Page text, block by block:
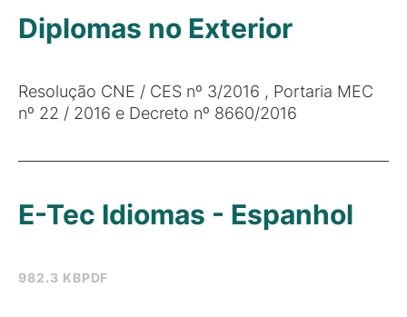
Diplomas no Exterior
Resolução CNE / CES nº 3/2016 , Portaria MEC
nº 22 / 2016 e Decreto nº 8660/2016
982.3 KBPDF
E-Tec Idiomas - Espanhol